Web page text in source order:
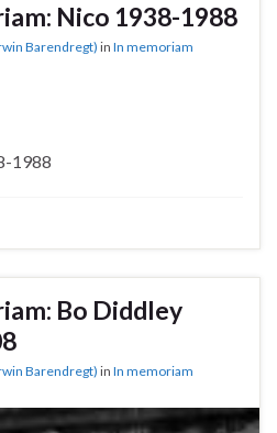
Nico 1938-1988
Barendregt)in In memoriam
1988
Bo Diddley
Barendregt)in In memoriam